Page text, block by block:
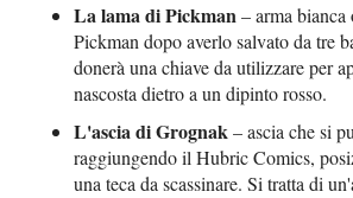
La lama di Pickman– arma bianca
Pickman dopo averlo salvato da tre
donerà una chiave da utilizzare per
nascosta dietro a un dipinto rosso.
L'ascia di Grognak– ascia che si
raggiungendo il Hubric Comics,
una teca da scassinare. Si tratta di